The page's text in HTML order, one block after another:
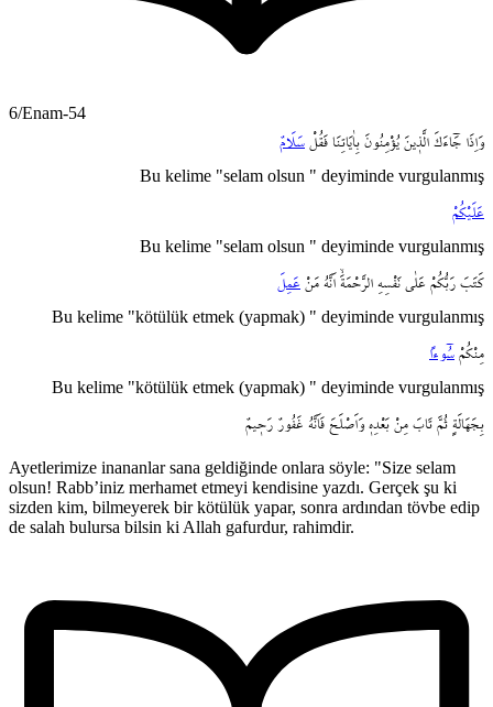
6/Enam-54
وَاِذَا جَٓاءَكَ الَّذ۪ينَ يُؤْمِنُونَ بِاٰيَاتِنَا فَقُلْ سَلَامٌ
Bu kelime "selam olsun " deyiminde vurgulanmış
عَلَيْكُمْ
Bu kelime "selam olsun " deyiminde vurgulanmış
كَتَبَ رَبُّكُمْ عَلٰى نَفْسِهِ الرَّحْمَةَۙ اَنَّهُ مَنْ عَمِلَ
Bu kelime "kötülük etmek (yapmak) " deyiminde vurgulanmış
مِنْكُمْ سُٓوءاً
Bu kelime "kötülük etmek (yapmak) " deyiminde vurgulanmış
بِجَهَالَةٍ ثُمَّ تَابَ مِنْ بَعْدِه۪ وَاَصْلَحَ فَاَنَّهُ غَفُورٌ رَح۪يمٌ
Ayetlerimize inananlar sana geldiğinde onlara söyle: "Size selam
olsun! Rabb’iniz merhamet etmeyi kendisine yazdı. Gerçek şu ki
sizden kim, bilmeyerek bir kötülük yapar, sonra ardından tövbe edip
de salah bulursa bilsin ki Allah gafurdur, rahimdir.